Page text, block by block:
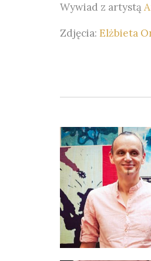
Wywiad z artystą
Zdjęcia: Elżbieta